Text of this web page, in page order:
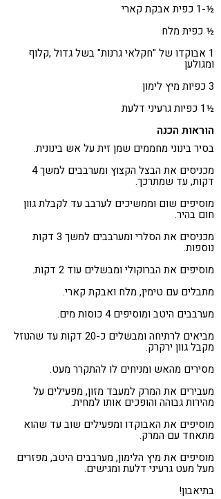
½-1 כפית אבקת קארי
½ כפית מלח
1 אבוקדו של "חקלאי גרנות" בשל גדול ,קלוף
ומגולען
3 כפיות מיץ לימון
½1 כפיות גרעיני דלעת
הוראות הכנה
בסיר בינוני מחממים שמן זית על אש בינונית.
מכניסים את הבצל הקצוץ ומערבבים למשך 4
דקות, עד שמתרכך.
מוסיפים שום וממשיכים לערבב עד לקבלת גוון
חום בהיר.
מכניסים את הסלרי ומערבבים למשך 3 דקות
נוספות.
מוסיפים את הברוקולי ומבשלים עוד 2 דקות.
מתבלים עם טימין, מלח ואבקת קארי.
מערבבים היטב ומוסיפים 4 כוסות מים.
מביאים לרתיחה ומבשלים כ-20 דקות עד שהנוזל
מקבל גוון ירקרק.
מסירים מהאש ומניחים לו להתקרר מעט.
מעבירים את המרק למעבד מזון, מפעילים על
מהירות גבוהה והופכים אותו למחית.
מוסיפים את האבוקדו ומפעילים שוב עד שהוא
מתאחד עם המרק.
מוסיפים את מיץ הלימון, מערבבים היטב, מפזרים
מעל מעט גרעיני דלעת ומגישים.
בתיאבון!